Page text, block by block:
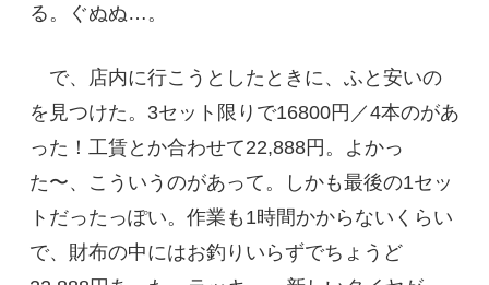
る。ぐぬぬ…。
で、店内に行こうとしたときに、ふと安いの
を見つけた。3セット限りで16800円／4本のがあ
った！工賃とか合わせて22,888円。よかっ
た〜、こういうのがあって。しかも最後の1セッ
トだったっぽい。作業も1時間かからないくらい
で、財布の中にはお釣りいらずでちょうど